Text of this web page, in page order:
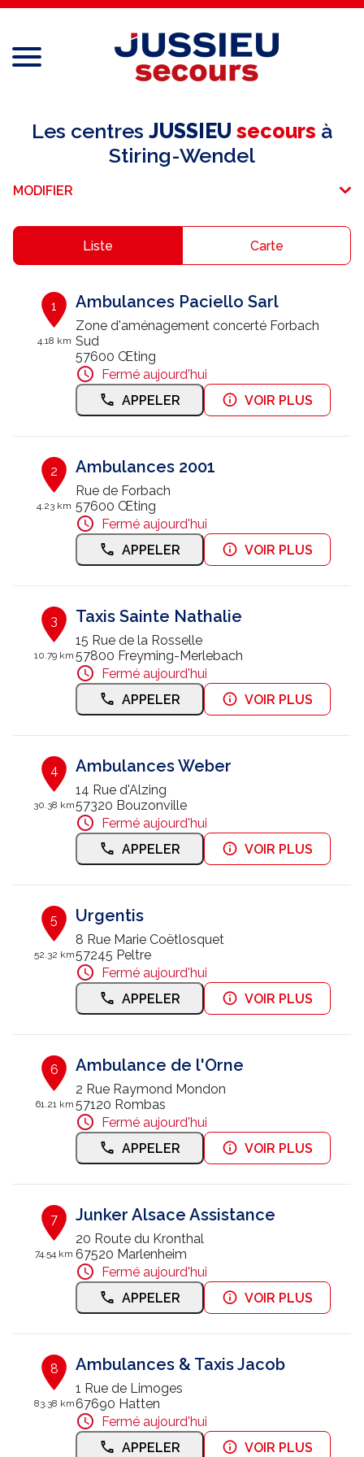
Menu
Réseau national
Services aux professionnels
E-paiement
Une question ?
Nous contacter
Les centres JUSSIEU secours à
Stiring-Wendel
MODIFIER
Liste Carte
1
4.18 km
Ambulances Paciello Sarl
Zone d'aménagement concerté Forbach
Sud
57600 Œting
Fermé aujourd'hui
APPELER
VOIR PLUS
2
4.23 km
Ambulances 2001
Rue de Forbach
57600 Œting
Fermé aujourd'hui
APPELER
VOIR PLUS
3
10.79 km
Taxis Sainte Nathalie
15 Rue de la Rosselle
57800 Freyming-Merlebach
Fermé aujourd'hui
APPELER
VOIR PLUS
4
30.38 km
Ambulances Weber
14 Rue d'Alzing
57320 Bouzonville
Fermé aujourd'hui
APPELER
VOIR PLUS
5
52.32 km
Urgentis
8 Rue Marie Coëtlosquet
57245 Peltre
Fermé aujourd'hui
APPELER
VOIR PLUS
6
61.21 km
Ambulance de l'Orne
2 Rue Raymond Mondon
57120 Rombas
Fermé aujourd'hui
APPELER
VOIR PLUS
7
74.54 km
Junker Alsace Assistance
20 Route du Kronthal
67520 Marlenheim
Fermé aujourd'hui
APPELER
VOIR PLUS
8
83.38 km
Ambulances & Taxis Jacob
1 Rue de Limoges
67690 Hatten
Fermé aujourd'hui
APPELER
VOIR PLUS